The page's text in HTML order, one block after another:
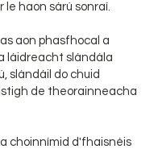
le haon sárú sonraí.
aon phasfhocal a
láidreacht slándála
slándáil do chuid
de theorainneacha
choinnímid d'fhaisnéis